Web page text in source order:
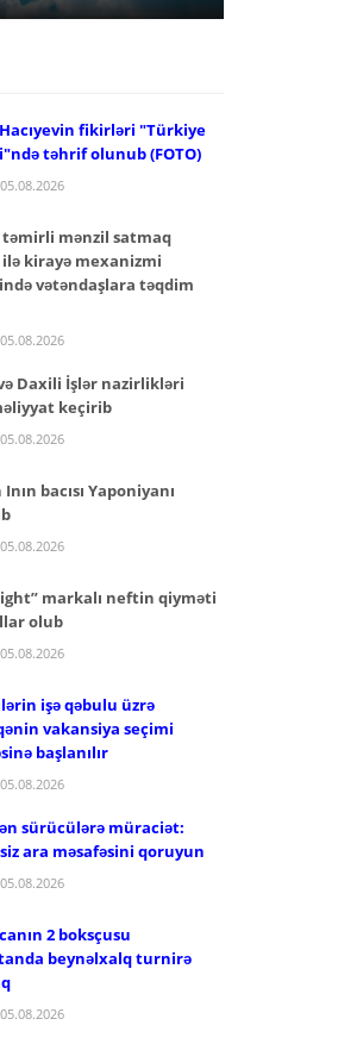
fikirləri "Türkiye
təhrif olunub (FOTO)
təmirli mənzil satmaq
kirayə mexanizmi
vətəndaşlara təqdim
Daxili İşlər nazirlikləri
keçirib
bacısı Yaponiyanı
markalı neftin qiyməti
olub
işə qəbulu üzrə
vakansiya seçimi
başlanılır
sürücülərə müraciət:
ara məsafəsini qoruyun
2 boksçusu
beynəlxalq turnirə